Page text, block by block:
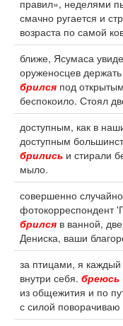
правил», неделями
смачно ругается и
возраста по самой
ближе, Ясумаса
оруженосцев
брился под
беспокоило. Стоял
доступным, как в
доступным
брились и стирали
мыло.
совершенно
фотокорреспондент
брился в ванной,
Дениска, ваши
за птицами, я
внутри себя. бреюсь
из общежития и по
с силой поворачиваю